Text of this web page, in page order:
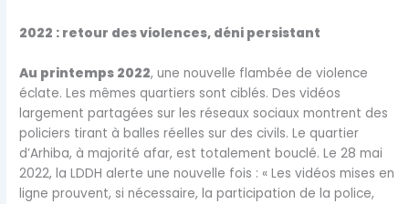
2022 : retour des violences, déni persistant
Au printemps 2022, une nouvelle flambée de violence
éclate. Les mêmes quartiers sont ciblés. Des vidéos
largement partagées sur les réseaux sociaux montrent des
policiers tirant à balles réelles sur des civils. Le quartier
d’Arhiba, à majorité afar, est totalement bouclé. Le 28 mai
2022, la LDDH alerte une nouvelle fois : « Les vidéos mises en
ligne prouvent, si nécessaire, la participation de la police,